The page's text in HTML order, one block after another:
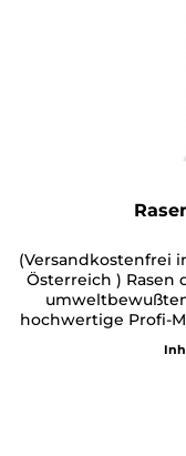
(Versandkostenfrei
Österreich )
hochwertige Profi-